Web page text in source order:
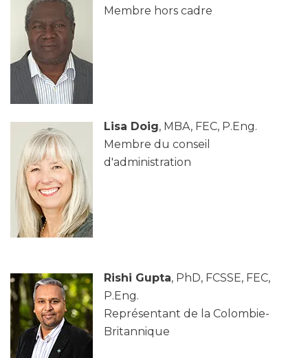
Membre hors cadre
Lisa Doig, MBA, FEC, P.Eng.
Membre du conseil
d'administration
Rishi Gupta, PhD, FCSSE, FEC,
P.Eng.
Représentant de la Colombie-
Britannique